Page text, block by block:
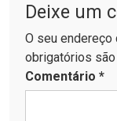
Deixe um
O seu endereço
obrigatórios
Comentário *